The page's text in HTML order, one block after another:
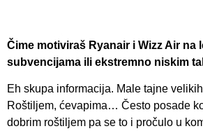
Čime motiviraš Ryanair i Wizz Air na
subvencijama ili ekstremno niskim
Eh skupa informacija. Male tajne
Roštiljem, ćevapima… Često posade
dobrim roštiljem pa se to i pročulo u